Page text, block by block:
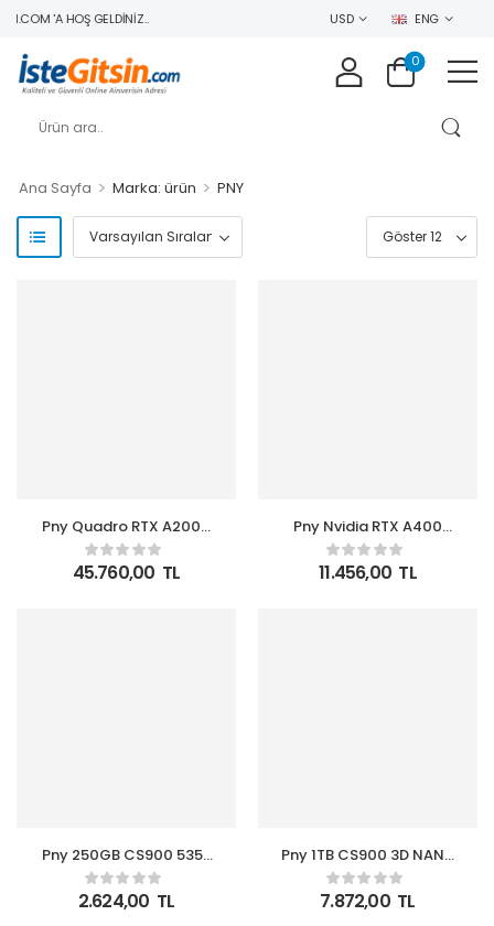
'A HOŞ GELDINIZ.. USD ENG
0
Ana Sayfa > Marka: ürün > PNY
Pny Quadro RTX A2000
Ada Generation
LowProfile16GB GDDR6
128 Bit
45.760,00 TL
Pny Nvidia RTX A400
VCNRTXA400-PB 64 Bit
GDDR6 4 GB Ekran Kartı
(Aksesuarsız)
11.456,00 TL
Pny 250GB CS900 535-
500MB-s 2,5″ SATA3
SSD (SSD7CS900-250-
RB) Ssd Harddisk
2.624,00 TL
Pny 1TB CS900 3D NAND
2.5″ SATA III Internal
Solid State Drive
(SSD7CS900-1TB-RB)
7.872,00 TL